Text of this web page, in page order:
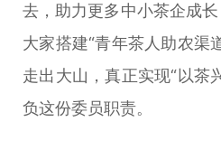
去，助力更多中小茶企成
大家搭建“青年茶人助农渠
走出大山，真正实现“以茶
负这份委员职责。